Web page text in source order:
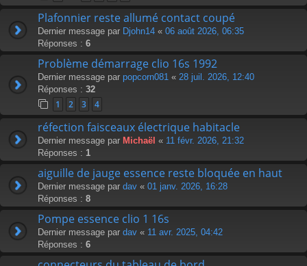
Plafonnier reste allumé contact coupé
Dernier message par Djohn14 « 06 août 2026, 06:35
Réponses : 6
Problème démarrage clio 16s 1992
Dernier message par popcorn081 « 28 juil. 2026, 12:40
Réponses : 32
1 2 3 4
réfection faisceaux électrique habitacle
Dernier message par Michaël « 11 févr. 2026, 21:32
Réponses : 1
aiguille de jauge essence reste bloquée en haut
Dernier message par dav « 01 janv. 2026, 16:28
Réponses : 8
Pompe essence clio 1 16s
Dernier message par dav « 11 avr. 2025, 04:42
Réponses : 6